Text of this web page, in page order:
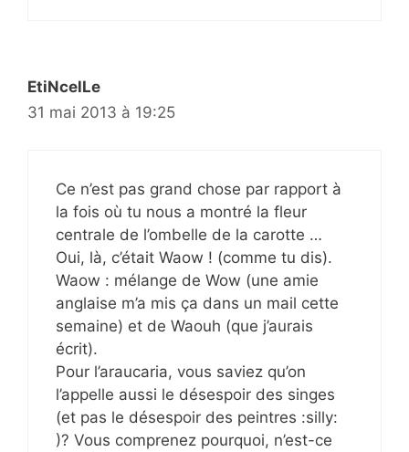
EtiNcelLe
31 mai 2013 à 19:25
Ce n’est pas grand chose par rapport à
la fois où tu nous a montré la fleur
centrale de l’ombelle de la carotte …
Oui, là, c’était Waow ! (comme tu dis).
Waow : mélange de Wow (une amie
anglaise m’a mis ça dans un mail cette
semaine) et de Waouh (que j’aurais
écrit).
Pour l’araucaria, vous saviez qu’on
l’appelle aussi le désespoir des singes
(et pas le désespoir des peintres :silly:
)? Vous comprenez pourquoi, n’est-ce